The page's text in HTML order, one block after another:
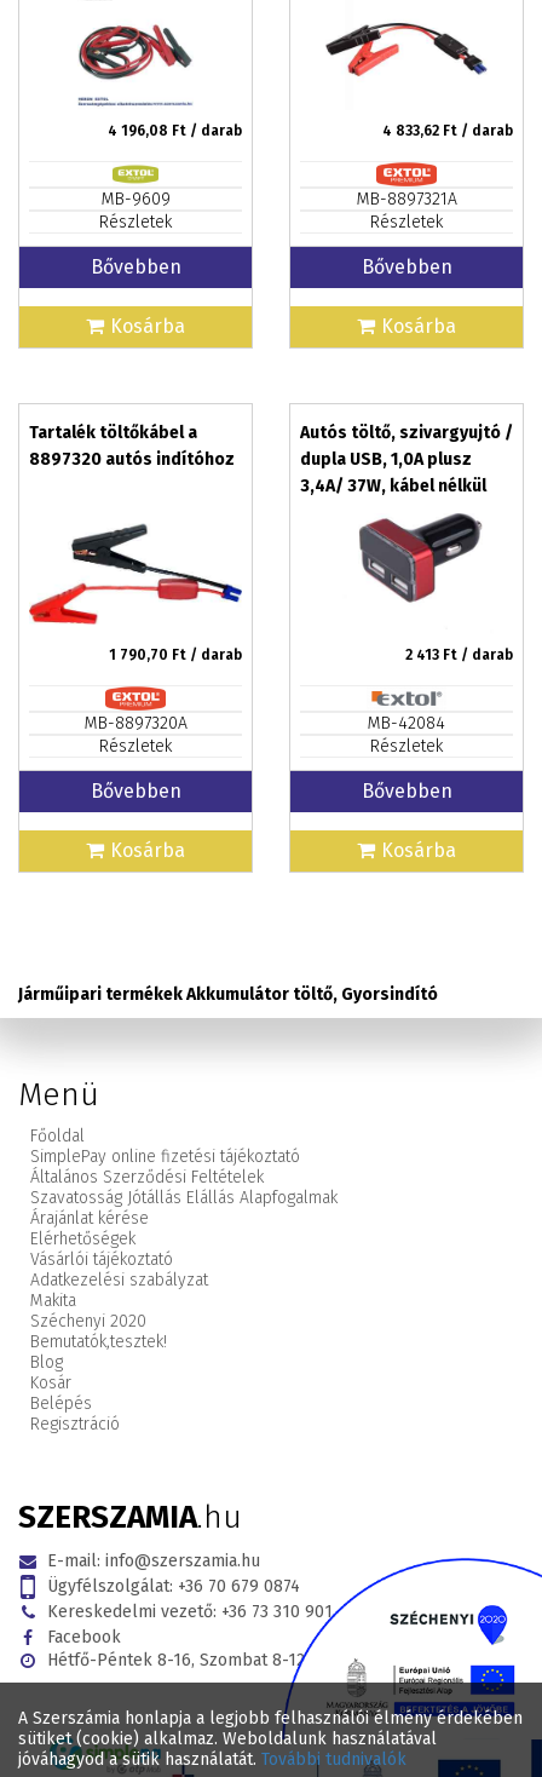
A Szerszámia honlapja a legjobb felhasználói élmény érdekében
sütiket (cookie) alkalmaz. Weboldalunk használatával
jóváhagyod a sütik használatát. További tudnivalók
4 196,08 Ft / darab
MB-9609
Részletek
Bővebben
Kosárba
4 833,62 Ft / darab
MB-8897321A
Részletek
Bővebben
Kosárba
Tartalék töltőkábel a
8897320 autós indítóhoz
1 790,70 Ft / darab
MB-8897320A
Részletek
Bővebben
Kosárba
Autós töltő, szivargyujtó /
dupla USB, 1,0A plusz
3,4A/ 37W, kábel nélkül
2 413 Ft / darab
MB-42084
Részletek
Bővebben
Kosárba
Járműipari termékek Akkumulátor töltő, Gyorsindító
Menü
Főoldal
SimplePay online fizetési tájékoztató
Általános Szerződési Feltételek
Szavatosság Jótállás Elállás Alapfogalmak
Árajánlat kérése
Elérhetőségek
Vásárlói tájékoztató
Adatkezelési szabályzat
Makita
Széchenyi 2020
Bemutatók,tesztek!
Blog
Kosár
Belépés
Regisztráció
SZERSZAMIA.hu
E-mail: info@szerszamia.hu
Ügyfélszolgálat: +36 70 679 0874
Kereskedelmi vezető: +36 73 310 901
Facebook
Hétfő-Péntek 8-16, Szombat 8-12